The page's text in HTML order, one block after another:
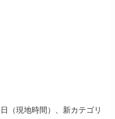
（現地時間）、新カテゴリ